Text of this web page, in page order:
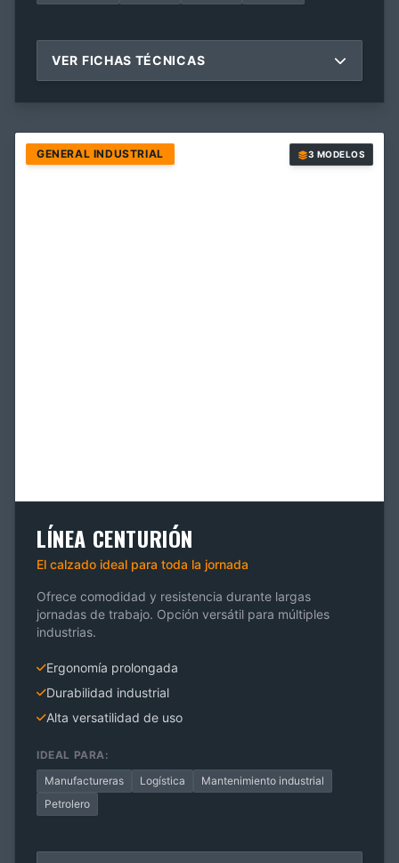
VER FICHAS TÉCNICAS
GENERAL INDUSTRIAL 3 MODELOS
LÍNEA CENTURIÓN
El calzado ideal para toda la jornada
Ofrece comodidad y resistencia durante largas
jornadas de trabajo. Opción versátil para múltiples
industrias.
Ergonomía prolongada
Durabilidad industrial
Alta versatilidad de uso
IDEAL PARA:
Manufactureras
Logística
Mantenimiento industrial
Petrolero